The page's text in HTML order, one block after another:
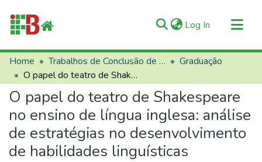
Log In (current)
Communities & Collections
All of RIIFB
Manuals and Terms
Statistics
About RIIFB
Help
Home Trabalhos de Conclusão de Curso (TCCs)
Graduação
O papel do teatro de Shakespeare no ensino de língua inglesa: análise de estratégias no desenvolvimento de habilidades linguísticas
O papel do teatro de Shakespeare
no ensino de língua inglesa: análise
de estratégias no desenvolvimento
de habilidades linguísticas